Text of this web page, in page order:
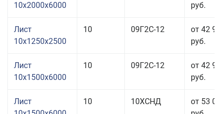
10x2000x6000
руб.
Лист
10x1250x2500
10 09Г2С-12
от 42
руб.
Лист
10x1500x6000
10 09Г2С-12
от 42
руб.
Лист
10 10ХСНД
от 53